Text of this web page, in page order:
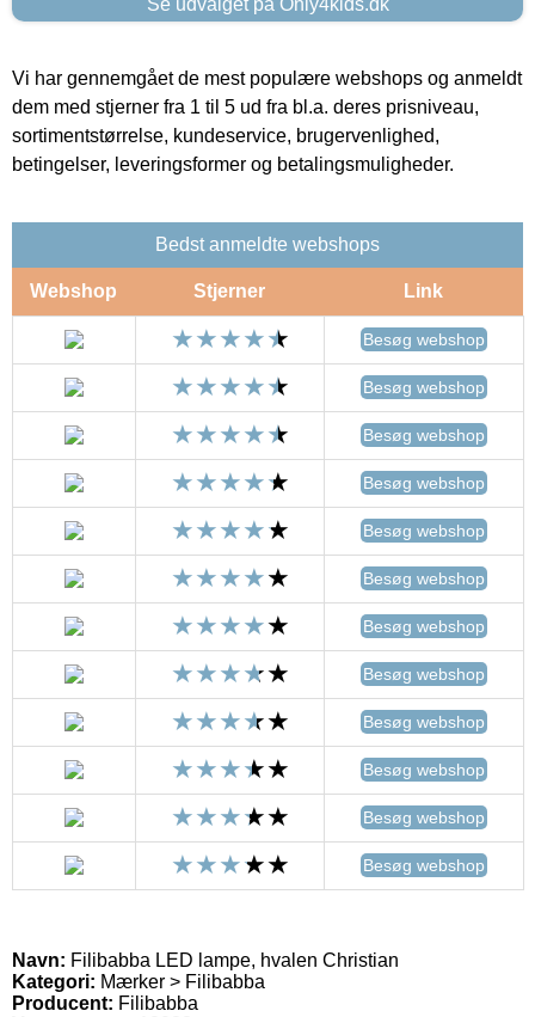
Vi har gennemgået de mest populære webshops og anmeldt
dem med stjerner fra 1 til 5 ud fra bl.a. deres prisniveau,
sortimentstørrelse, kundeservice, brugervenlighed,
betingelser, leveringsformer og betalingsmuligheder.
Bedst anmeldte webshops
Webshop Stjerner Link
Besøg webshop
Besøg webshop
Besøg webshop
Besøg webshop
Besøg webshop
Besøg webshop
Besøg webshop
Besøg webshop
Besøg webshop
Besøg webshop
Besøg webshop
Besøg webshop
Navn: Filibabba LED lampe, hvalen Christian
Kategori: Mærker > Filibabba
Producent: Filibabba